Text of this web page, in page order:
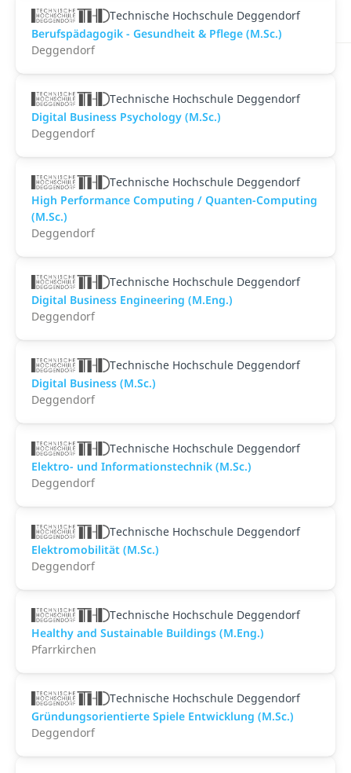
Technische Hochschule Deggendorf
Berufspädagogik - Gesundheit & Pflege (M.Sc.)
Deggendorf
Technische Hochschule Deggendorf
Digital Business Psychology (M.Sc.)
Deggendorf
Technische Hochschule Deggendorf
High Performance Computing / Quanten-Computing
(M.Sc.)
Deggendorf
Technische Hochschule Deggendorf
Digital Business Engineering (M.Eng.)
Deggendorf
Technische Hochschule Deggendorf
Digital Business (M.Sc.)
Deggendorf
Technische Hochschule Deggendorf
Elektro- und Informationstechnik (M.Sc.)
Deggendorf
Technische Hochschule Deggendorf
Elektromobilität (M.Sc.)
Deggendorf
Technische Hochschule Deggendorf
Healthy and Sustainable Buildings (M.Eng.)
Pfarrkirchen
Technische Hochschule Deggendorf
Gründungsorientierte Spiele Entwicklung (M.Sc.)
Deggendorf